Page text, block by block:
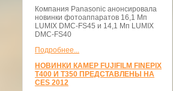
Компания Panasonic анонсировала
новинки фотоаппаратов 16,1 Мп
LUMIX DMC-FS45 и 14,1 Мп LUMIX
DMC-FS40
Подробнее...
НОВИНКИ КАМЕР FUJIFILM FINEPIX
T400 И T350 ПРЕДСТАВЛЕНЫ НА
CES 2012